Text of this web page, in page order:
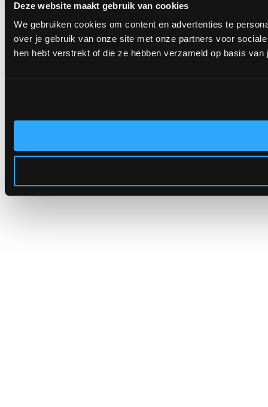
Deze website maakt gebruik van cookies
We gebruiken cookies om content en advertenties te
over je gebruik van onze site met onze partners voor
hen hebt verstrekt of die ze hebben verzameld op basis van